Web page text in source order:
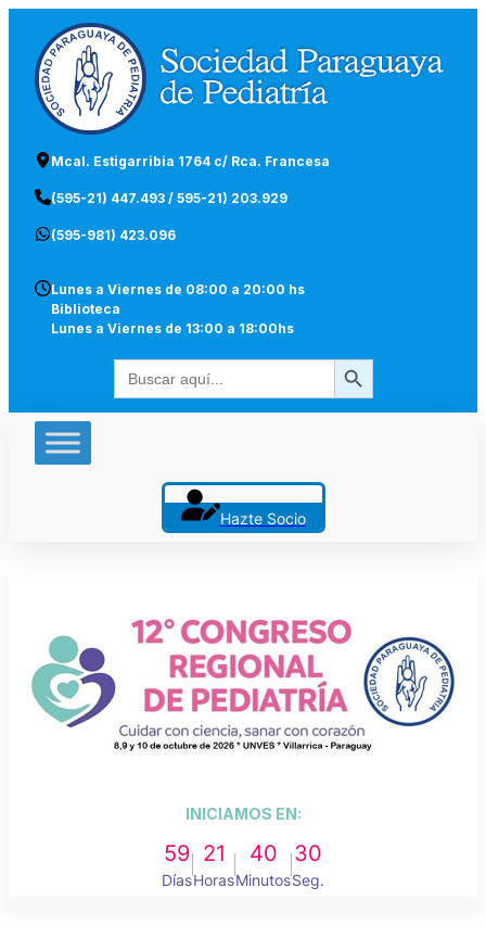
Mcal. Estigarribia 1764 c/ Rca. Francesa
(595-21) 447.493 / 595-21) 203.929
(595-981) 423.096
Lunes a Viernes de 08:00 a 20:00 hs
Biblioteca
Lunes a Viernes de 13:00 a 18:00hs
Buscar: Botón de búsqueda
Hazte Socio
INICIAMOS EN:
59
Días
21
Horas
40
Minutos
30
Seg.